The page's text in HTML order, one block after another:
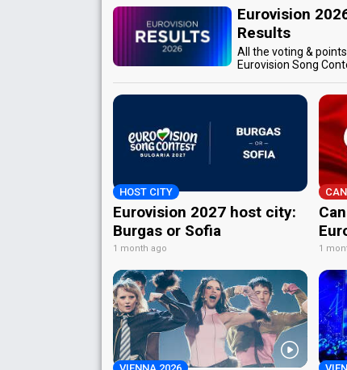
Eurovision
Results
All the voting &
Eurovision Song
HOST CITY
Eurovision 2027 host city:
Burgas or Sofia
1 month ago 1